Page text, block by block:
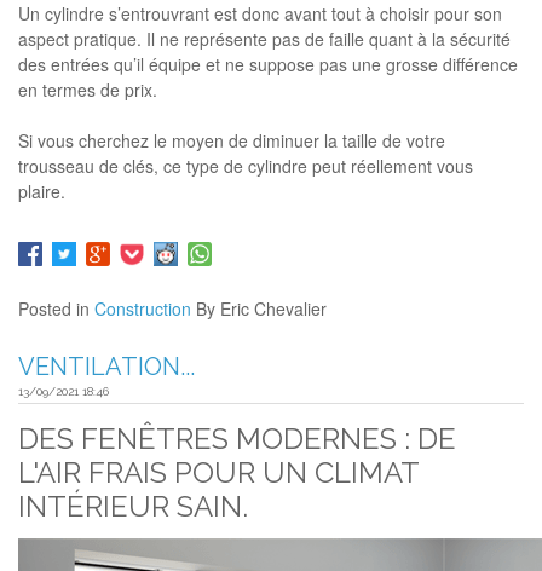
Un cylindre s’entrouvrant est donc avant tout à choisir pour son
aspect pratique. Il ne représente pas de faille quant à la sécurité
des entrées qu’il équipe et ne suppose pas une grosse différence
en termes de prix.
Si vous cherchez le moyen de diminuer la taille de votre
trousseau de clés, ce type de cylindre peut réellement vous
plaire.
Posted in Construction By Eric Chevalier
VENTILATION...
13/09/2021 18:46
DES FENÊTRES MODERNES : DE
L'AIR FRAIS POUR UN CLIMAT
INTÉRIEUR SAIN.